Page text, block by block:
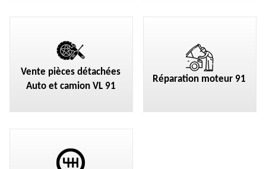
Vente pièces détachées
Auto et camion VL 91
Réparation moteur 91